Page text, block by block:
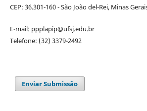
CEP: 36.301-160 - São João del-Rei, Minas
E-mail: ppplapip@ufsj.edu.br
Telefone: (32) 3379-2492
Enviar Submissão